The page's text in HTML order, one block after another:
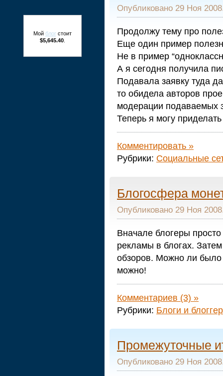
Мой блогстоит
$5,645.40.
Опубликовано 29 Ноя
Продолжу тему про
Еще один пример
Не в пример
А я сегодня получила
Подавала заявку туда
то обидела авторов
модерации подаваемых
Теперь я могу
Комментировать »
Рубрики: Cоциальные
Блогосфера
Опубликовано 29 Ноя
Вначале блогеры
рекламы в блогах.
обзоров. Можно ли
можно!
Комментариев (3) »
Рубрики: Блоги и
Промежуточные
Опубликовано 29 Ноя